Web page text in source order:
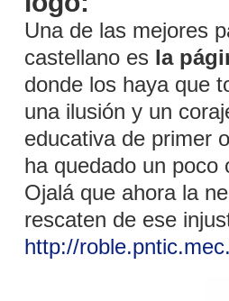
Una de las mejores
castellano es la
donde los haya que
una ilusión y un
educativa de primer
ha quedado un poco
Ojalá que ahora la
rescaten de ese
http://